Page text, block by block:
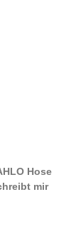
Hose
mir